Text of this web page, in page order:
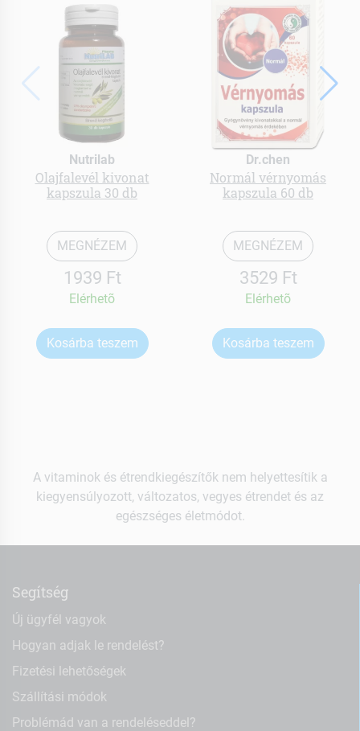
Nutrilab
Olajfalevél kivonat
kapszula 30 db
MEGNÉZEM
1939 Ft
Elérhetõ
Kosárba teszem
Dr.chen
Normál vérnyomás
kapszula 60 db
MEGNÉZEM
3529 Ft
Elérhetõ
Kosárba teszem
A vitaminok és étrendkiegészítők nem helyettesítik a
kiegyensúlyozott, változatos, vegyes étrendet és az
egészséges életmódot.
Segítség
Új ügyfél vagyok
Hogyan adjak le rendelést?
Fizetési lehetőségek
Szállítási módok
Problémád van a rendeléseddel?